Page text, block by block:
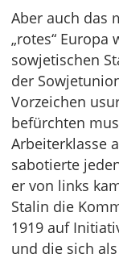
Aber auch das
„rotes“
sowjetischen
der
Vorzeichen
befürchten
Arbeiterklasse
sabotierte
er von links
Stalin die
1919 auf
und die sich